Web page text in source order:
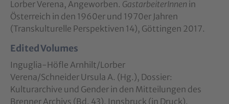
Lorber Verena, Angeworben. GastarbeiterInnen in
Österreich in den 1960er und 1970er Jahren
(Transkulturelle Perspektiven 14), Göttingen 2017.
Edited Volumes
Inguglia-Höfle Arnhilt/Lorber
Verena/Schneider Ursula A. (Hg.), Dossier:
Kulturarchive und Gender in den Mitteilungen des
Brenner Archivs (Bd. 43), Innsbruck (in Druck).